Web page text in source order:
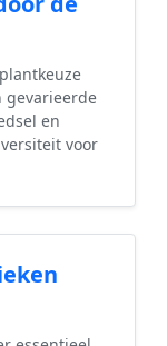
gevarieerde
en
voor